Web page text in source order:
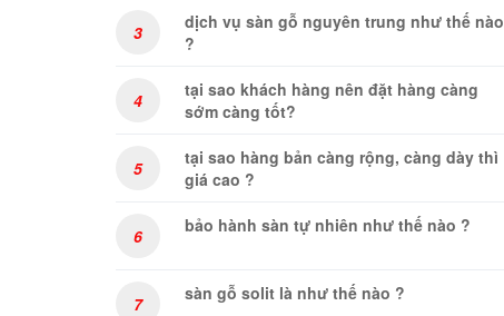
3
dịch vụ sàn gỗ nguyên trung như thế nào
?
4
tại sao khách hàng nên đặt hàng càng
sớm càng tốt?
5
tại sao hàng bản càng rộng, càng dày thì
giá cao ?
6 bảo hành sàn tự nhiên như thế nào ?
7 sàn gỗ solit là như thế nào ?